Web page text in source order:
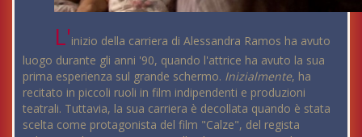
L'inizio della carriera di Alessandra Ramos ha avuto
luogo durante gli anni '90, quando l'attrice ha avuto la sua
prima esperienza sul grande schermo. Inizialmente, ha
recitato in piccoli ruoli in film indipendenti e produzioni
teatrali. Tuttavia, la sua carriera è decollata quando è stata
scelta come protagonista del film "Calze", del regista